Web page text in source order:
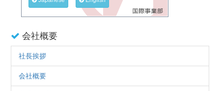
会社概要
社長挨拶
会社概要